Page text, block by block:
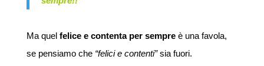
Ma quel felice e contenta per sempreè una favola,
se pensiamo che “felici e contenti”sia fuori.